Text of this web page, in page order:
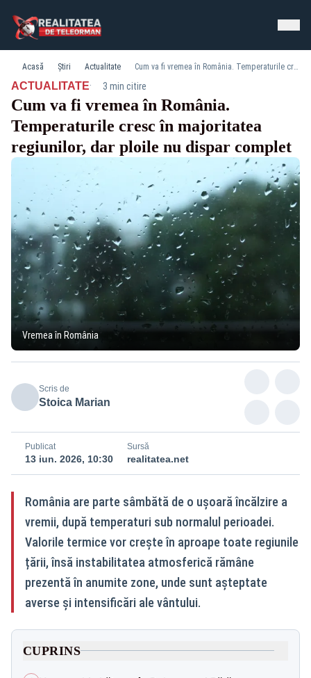
Acasă Știri Actualitate Cum va fi vremea în România. Temperaturile cresc în majoritatea regiunilor, dar ploile nu dispar complet
ACTUALITATE· 3 min citire
Cum va fi vremea în România.
Temperaturile cresc în majoritatea
regiunilor, dar ploile nu dispar complet
Vremea în România
Scris de
Stoica Marian
Publicat
13 iun. 2026, 10:30
Sursă
realitatea.net
România are parte sâmbătă de o ușoară încălzire a
vremii, după temperaturi sub normalul perioadei.
Valorile termice vor crește în aproape toate regiunile
țării, însă instabilitatea atmosferică rămâne
prezentă în anumite zone, unde sunt așteptate
averse și intensificări ale vântului.
CUPRINS